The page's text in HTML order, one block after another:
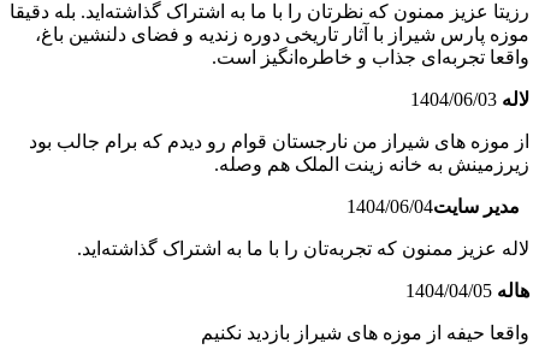
رزیتا عزیز ممنون که نظرتان را با ما به اشتراک گذاشته‌اید. بله دقیقا
موزه پارس شیراز با آثار تاریخی دوره زندیه و فضای دلنشین باغ،
واقعا تجربه‌ای جذاب و خاطره‌انگیز است.
لاله 1404/06/03
از موزه های شیراز من نارجستان قوام رو دیدم که برام جالب بود
زیرزمینش به خانه زینت الملک هم وصله.
مدیر سایت1404/06/04
لاله عزیز ممنون که تجربه‌تان را با ما به اشتراک گذاشته‌اید.
هاله 1404/04/05
واقعا حیفه از موزه های شیراز بازدید نکنیم